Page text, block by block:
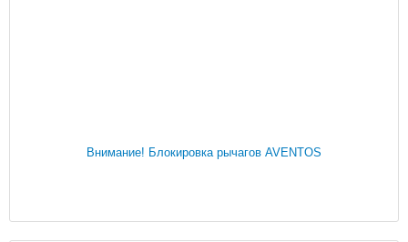
Внимание! Блокировка рычагов AVENTOS